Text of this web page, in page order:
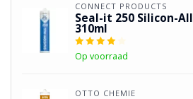
CONNECT PRODUCTS
Seal-it 250 Silicon-All
310ml
Op voorraad
OTTO CHEMIE